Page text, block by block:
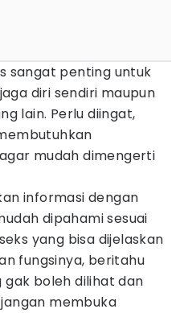
sangat penting untuk
diri sendiri maupun
lain. Perlu diingat,
mudah dimengerti
informasi dengan
dipahami sesuai
yang bisa dijelaskan
fungsinya, beritahu
boleh dilihat dan
membuka